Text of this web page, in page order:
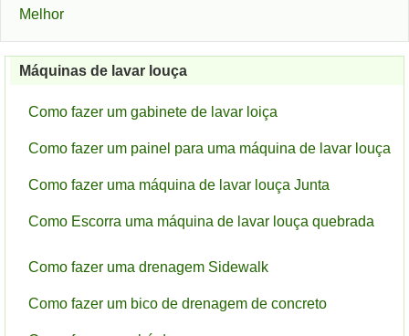
Melhor
Máquinas de lavar louça
Como fazer um gabinete de lavar loiça
Como fazer um painel para uma máquina de lavar louça
Como fazer uma máquina de lavar louça Junta
Como Escorra uma máquina de lavar louça quebrada
Como fazer uma drenagem Sidewalk
Como fazer um bico de drenagem de concreto